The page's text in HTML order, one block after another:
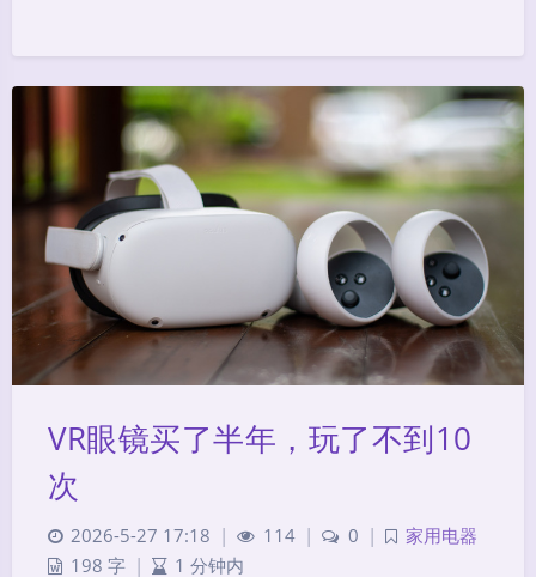
VR眼镜买了半年，玩了不到10
次
2026-5-27 17:18 | 114 | 0 |
家用电器
198 字 | 1 分钟内